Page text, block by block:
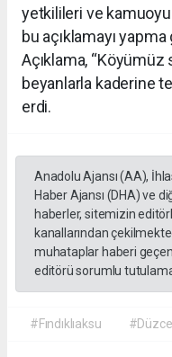
yetkilileri ve
bu açıklamayı
Açıklama, “Köyümüz
beyanlarla kaderine
Anadolu Ajansı (AA),
Haber Ajansı (DHA) ve
haberler, sitemizin
kanallarından
muhataplar haberi
editörü sorumlu
#Fındıklıaksu #Düzce